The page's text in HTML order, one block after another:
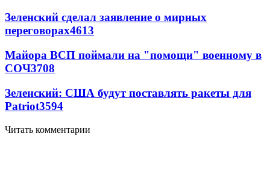
Зеленский сделал заявление о мирных
переговорах4613
Майора ВСП поймали на "помощи" военному в
СОЧ3708
Зеленский: США будут поставлять ракеты для
Patriot3594
Читать комментарии